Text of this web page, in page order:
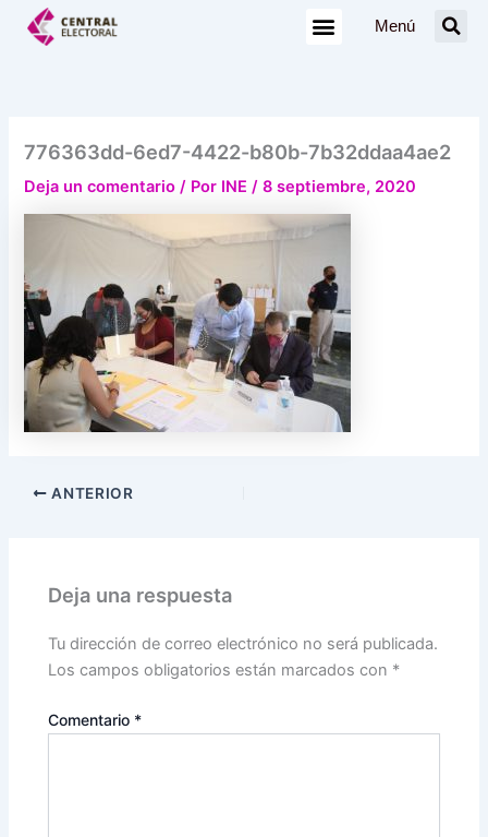
Menú
776363dd-6ed7-4422-b80b-7b32ddaa4ae2
Deja un comentario / Por INE/8 septiembre, 2020
ANTERIOR
Deja una respuesta
Tu dirección de correo electrónico no será publicada.
Los campos obligatorios están marcados con *
Comentario *